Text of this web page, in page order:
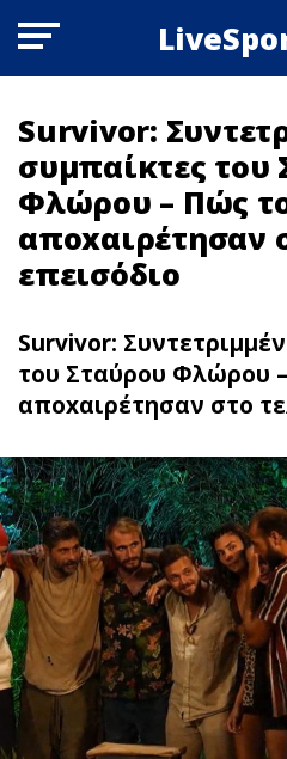
Survivor:
συμπαίκτες του
Φλώρου – Πώς
αποxαιρέτησαν
επεισόδιο
Survivor:
του Σταύρου Φλώρου
αποxαιρέτησαν στο